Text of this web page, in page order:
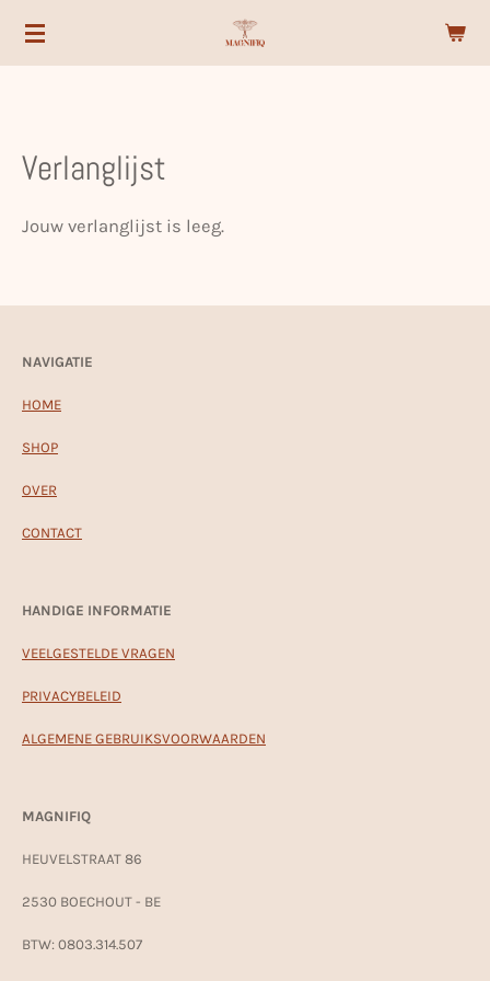
Ga
hoofdinhoud
Verlanglijst
Jouw verlanglijst is leeg.
NAVIGATIE
HOME
SHOP
OVER
CONTACT
HANDIGE INFORMATIE
VEELGESTELDE VRAGEN
PRIVACYBELEID
ALGEMENE GEBRUIKSVOORWAARDEN
MAGNIFIQ
HEUVELSTRAAT 86
2530 BOECHOUT - BE
BTW: 0803.314.507